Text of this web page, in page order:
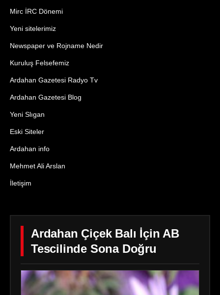
Mirc İRC Dönemi
Yeni sitelerimiz
Newspaper ve Rojname Nedir
Kuruluş Felsefemiz
Ardahan Gazetesi Radyo Tv
Ardahan Gazetesi Blog
Yeni Slıgan
Eski Siteler
Ardahan info
Mehmet Ali Arslan
İletişim
Ardahan Çiçek Balı İçin AB
Tescilinde Sona Doğru